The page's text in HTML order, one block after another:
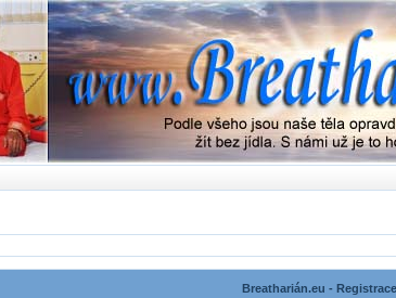
Breatharián.eu - Registrace